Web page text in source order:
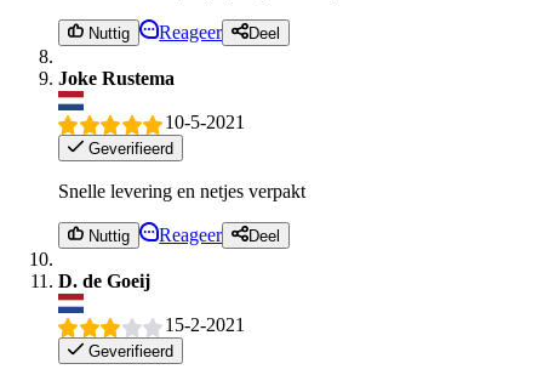
Nuttig Reageer Deel
Joke Rustema
10-5-2021
Geverifieerd
Snelle levering en netjes verpakt
Nuttig Reageer Deel
D. de Goeij
15-2-2021
Geverifieerd